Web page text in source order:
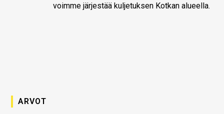
voimme järjestää kuljetuksen Kotkan alueella.
ARVOT